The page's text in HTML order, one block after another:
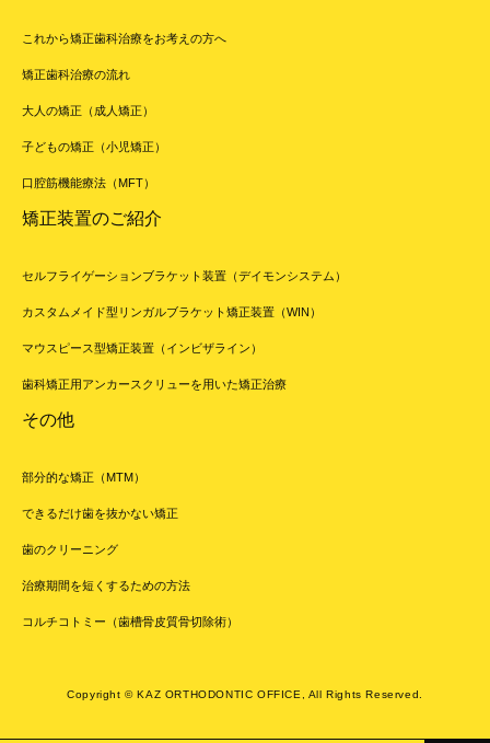
これから矯正歯科治療をお考えの方へ
矯正歯科治療の流れ
大人の矯正（成人矯正）
子どもの矯正（小児矯正）
口腔筋機能療法（MFT）
矯正装置のご紹介
セルフライゲーションブラケット装置（デイモンシステム）
カスタムメイド型リンガルブラケット矯正装置（WIN）
マウスピース型矯正装置（インビザライン）
歯科矯正用アンカースクリューを用いた矯正治療
その他
部分的な矯正（MTM）
できるだけ歯を抜かない矯正
歯のクリーニング
治療期間を短くするための方法
コルチコトミー（歯槽骨皮質骨切除術）
Copyright © KAZ ORTHODONTIC OFFICE, All Rights Reserved.